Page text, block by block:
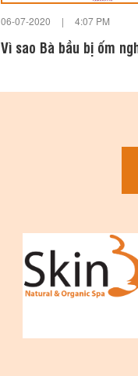
06-07-2020 | 4:07 PM
Vì sao Bà bầu bị ốm